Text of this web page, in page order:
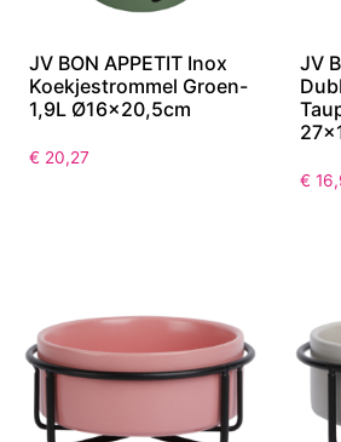
JV BON APPETIT Inox
Koekjestrommel Groen-
1,9L Ø16×20,5cm
€ 20,27
JV
€